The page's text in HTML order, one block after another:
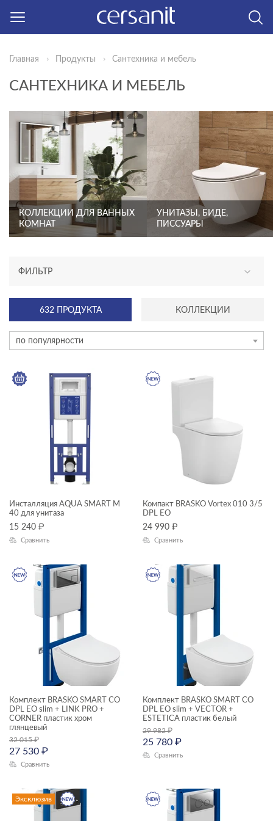
Главная Продукты Сантехника и мебель
САНТЕХНИКА И МЕБЕЛЬ
КОЛЛЕКЦИИ ДЛЯ ВАННЫХ
КОМНАТ
УНИТАЗЫ, БИДЕ,
ПИССУАРЫ
ФИЛЬТР
эксклюзив
КАТЕГОРИЯ
акриловые ванны
душевое оборудование
инсталляции и комплекты
инсталяции и комплекты
Комплекты смесителей
раковины и пьедесталы
смесители
унитазы, биде, писсуары
ТИП ПРОДУКТА
душевая система
зеркала
зеркала-шкафчики
кнопки для инсталляций
комплектующие для мебели
комплекты (готовые решения)
модули для шкафчиков
ЦЕНА, ₽
Ширина, см
632 ПРОДУКТА КОЛЛЕКЦИИ
по популярности
Инсталляция AQUA SMART M
40 для унитаза
15 240 ₽
Сравнить
Компакт BRASKO Vortex 010 3/5
DPL EO
24 990 ₽
Сравнить
Комплект BRASKO SMART CO
DPL EO slim + LINK PRO +
CORNER пластик хром
глянцевый
32 015₽
27 530 ₽
Сравнить
Комплект BRASKO SMART CO
DPL EO slim + VECTOR +
ESTETICA пластик белый
29 982₽
25 780 ₽
Сравнить
Эксклюзив